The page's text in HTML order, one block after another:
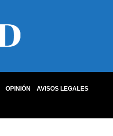
OPINIÓN
AVISOS LEGALES